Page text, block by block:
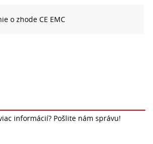
o zhode CE EMC
informácií? Pošlite nám správu!